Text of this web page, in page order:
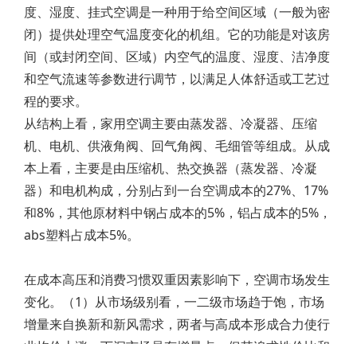
度、湿度、挂式空调是一种用于给空间区域（一般为密
闭）提供处理空气温度变化的机组。它的功能是对该房
间（或封闭空间、区域）内空气的温度、湿度、洁净度
和空气流速等参数进行调节，以满足人体舒适或工艺过
程的要求。
从结构上看，家用空调主要由蒸发器、冷凝器、压缩
机、电机、供液角阀、回气角阀、毛细管等组成。从成
本上看，主要是由压缩机、热交换器（蒸发器、冷凝
器）和电机构成，分别占到一台空调成本的27%、17%
和8%，其他原材料中钢占成本的5%，铝占成本的5%，
abs塑料占成本5%。
在成本高压和消费习惯双重因素影响下，空调市场发生
变化。（1）从市场级别看，一二级市场趋于饱，市场
增量来自换新和新风需求，两者与高成本形成合力使行